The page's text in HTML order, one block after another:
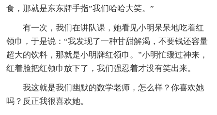
食，那就是东东牌手指”我们哈哈大笑。”
有一次，我们在讲队课，她看见小明呆呆地吃着红
领巾，于是说：“我发现了一种甘甜解渴，不要钱还容量
超大的饮料，那就是小明牌红领巾。”小明忙缓过神来，
红着脸把红领巾放下了，我们强忍着才没有笑出来。
我这就是我们幽默的数学老师，怎么样？你喜欢她
吗？反正我很喜欢她。